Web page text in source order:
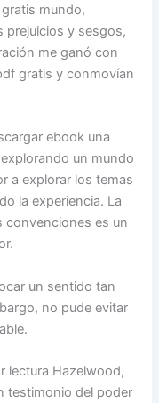
mundo,
prejuicios y sesgos,
me ganó con
gratis y conmovían
ebook una
un mundo
a explorar los temas
la experiencia. La
convenciones es un
un sentido tan
no pude evitar
lectura Hazelwood,
testimonio del poder